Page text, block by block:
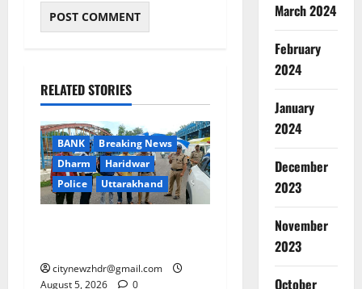
RELATED STORIES
BANK
Breaking News
Dharm
Haridwar
Police
Uttarakhand
citynewzhdr@gmail.com
August 5, 2026
0
March 2024
February
2024
January
2024
December
2023
November
2023
October